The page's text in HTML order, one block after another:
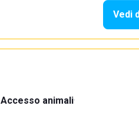
Vedi
Accesso animali·